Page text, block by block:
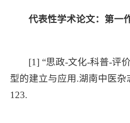
代表性学术论文：第一
[1] “思政-文化-科普-评
型的建立与应用.湖南中医杂
123.